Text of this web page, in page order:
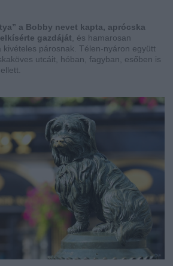
a Bobby nevet kapta, aprócska
gazdáját , és hamarosan
kivételes párosnak. Télen-nyáron együtt
utcáit, hóban, fagyban, esőben is